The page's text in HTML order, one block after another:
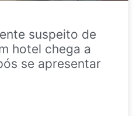
suspeito de
hotel chega a
se apresentar